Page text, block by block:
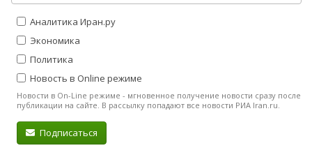
Аналитика Иран.ру
Экономика
Политика
Новость в Online режиме
Новости в On-Line режиме - мгновенное получение новости сразу после
публикации на сайте. В рассылку попадают все новости РИА Iran.ru.
Подписаться